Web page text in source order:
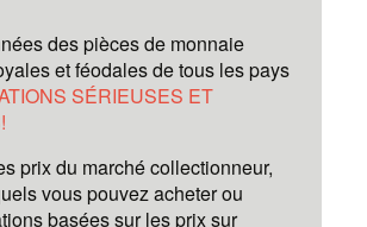
des pièces de monnaie
et féodales de tous les pays
SÉRIEUSES ET
prix du marché collectionneur,
vous pouvez acheter ou
basées sur les prix sur